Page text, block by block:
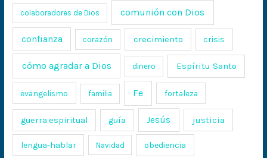
colaboradores de Dios comunión con Dios
confianza corazón crecimiento crisis
cómo agradar a Dios dinero Espíritu Santo
evangelismo familia Fe fortaleza
guerra espiritual guía Jesús justicia
lengua-hablar Navidad obediencia